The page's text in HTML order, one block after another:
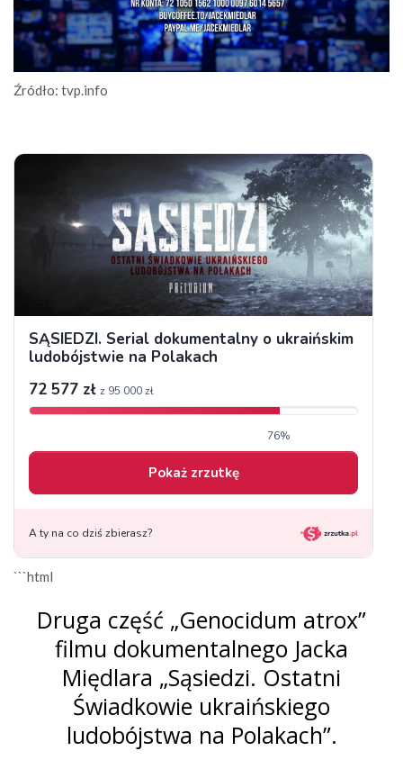
Źródło: tvp.info
```html
Druga część „Genocidum atrox”
filmu dokumentalnego Jacka
Międlara „Sąsiedzi. Ostatni
Świadkowie ukraińskiego
ludobójstwa na Polakach”.